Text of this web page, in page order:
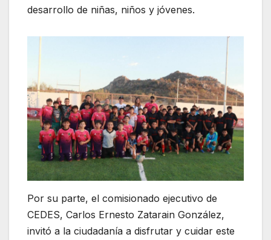
desarrollo de niñas, niños y jóvenes.
Por su parte, el comisionado ejecutivo de
CEDES, Carlos Ernesto Zatarain González,
invitó a la ciudadanía a disfrutar y cuidar este